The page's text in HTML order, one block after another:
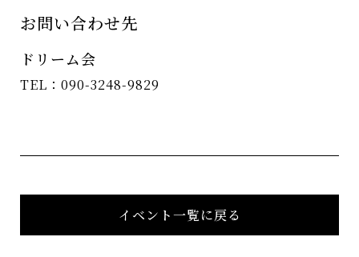
お問い合わせ先
ドリーム会
TEL：090-3248-9829
イベント一覧に戻る